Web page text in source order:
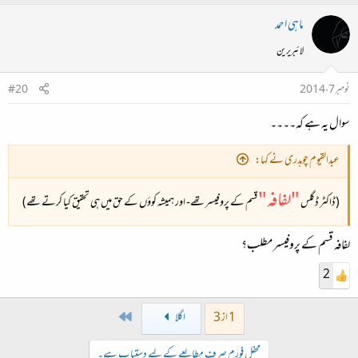
ماہی احمد
لائبریرین
نومبر 7، 2014
#20
سوال یہ ہے کہ۔۔۔۔
عبدالقیوم چوہدری نے کہا:
(ڈاکٹر ڈگلس"لفافہ"قسم کے پروفیسر تھے- اور ہمیشہ کوؤں کے حق میں ہی تحقیق کیا کرتے تھے)
لفافہ قسم کے پروفیسر مطلب؟
2
1 از 3
اگلا